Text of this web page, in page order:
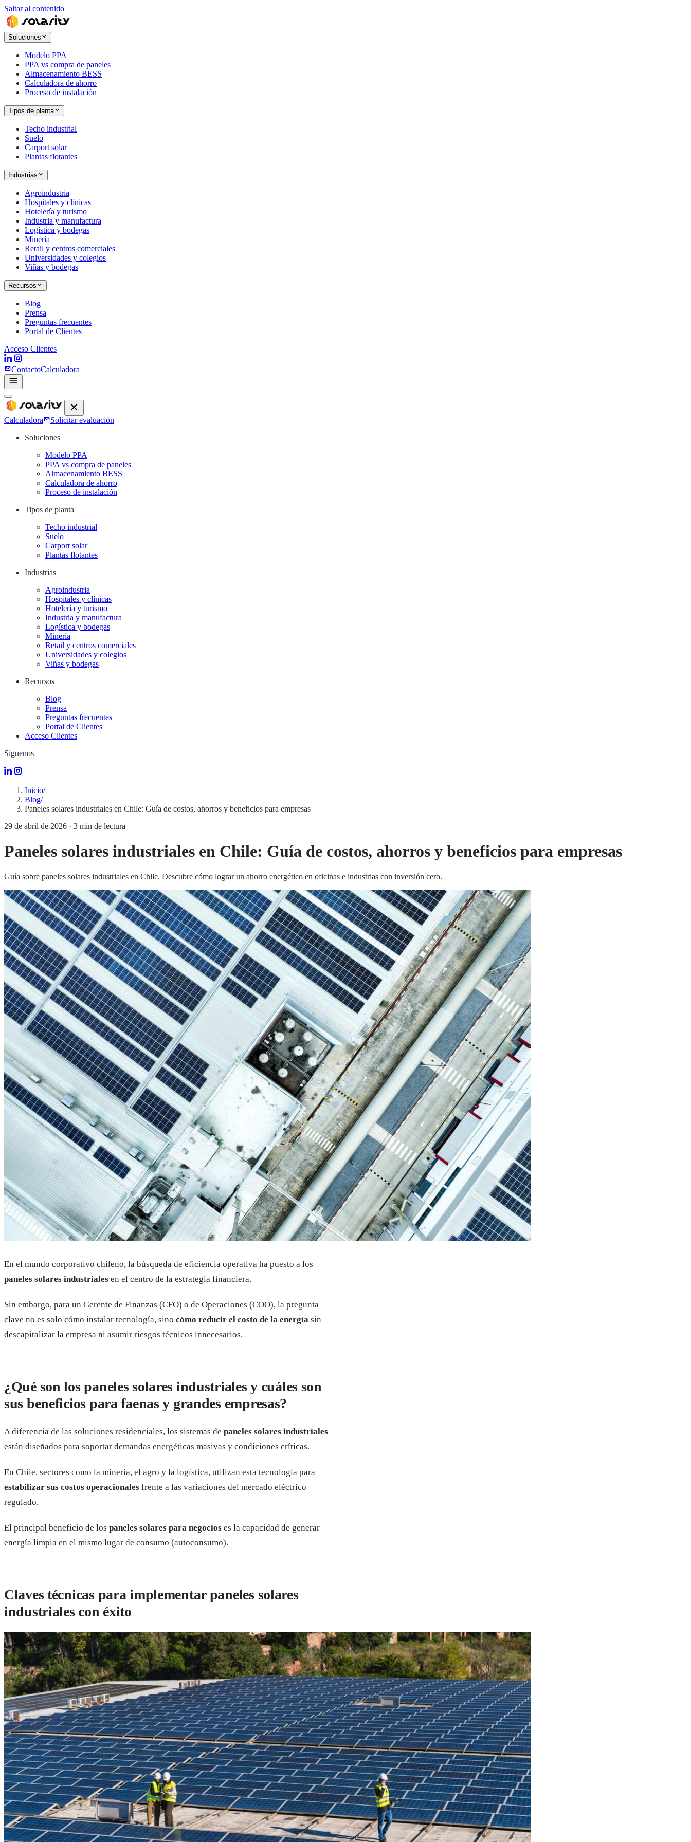
Saltar al contenido
Soluciones
Modelo PPA
PPA vs compra de paneles
Almacenamiento BESS
Calculadora de ahorro
Proceso de instalación
Tipos de planta
Techo industrial
Suelo
Carport solar
Plantas flotantes
Industrias
Agroindustria
Hospitales y clínicas
Hotelería y turismo
Industria y manufactura
Logística y bodegas
Minería
Retail y centros comerciales
Universidades y colegios
Viñas y bodegas
Recursos
Blog
Prensa
Preguntas frecuentes
Portal de Clientes
Acceso Clientes
ContactoCalculadora
Calculadora
Solicitar evaluación
Soluciones
Modelo PPA
PPA vs compra de paneles
Almacenamiento BESS
Calculadora de ahorro
Proceso de instalación
Tipos de planta
Techo industrial
Suelo
Carport solar
Plantas flotantes
Industrias
Agroindustria
Hospitales y clínicas
Hotelería y turismo
Industria y manufactura
Logística y bodegas
Minería
Retail y centros comerciales
Universidades y colegios
Viñas y bodegas
Recursos
Blog
Prensa
Preguntas frecuentes
Portal de Clientes
Acceso Clientes
Síguenos
Inicio/
Blog/
Paneles solares industriales en Chile: Guía de costos, ahorros y beneficios para empresas
29 de abril de 2026 · 3 min de lectura
Paneles solares industriales en Chile: Guía de costos, ahorros y beneficios para empresas
Guía sobre paneles solares industriales en Chile. Descubre cómo lograr un ahorro energético en oficinas e industrias con inversión cero.
En el mundo corporativo chileno, la búsqueda de eficiencia operativa ha puesto a los
paneles solares industriales en el centro de la estrategia financiera.
Sin embargo, para un Gerente de Finanzas (CFO) o de Operaciones (COO), la pregunta
clave no es solo cómo instalar tecnología, sino cómo reducir el costo de la energía sin
descapitalizar la empresa ni asumir riesgos técnicos innecesarios.
¿Qué son los paneles solares industriales y cuáles son
sus beneficios para faenas y grandes empresas?
A diferencia de las soluciones residenciales, los sistemas de paneles solares industriales
están diseñados para soportar demandas energéticas masivas y condiciones críticas.
En Chile, sectores como la minería, el agro y la logística, utilizan esta tecnología para
estabilizar sus costos operacionales frente a las variaciones del mercado eléctrico
regulado.
El principal beneficio de los paneles solares para negocios es la capacidad de generar
energía limpia en el mismo lugar de consumo (autoconsumo).
Claves técnicas para implementar paneles solares
industriales con éxito